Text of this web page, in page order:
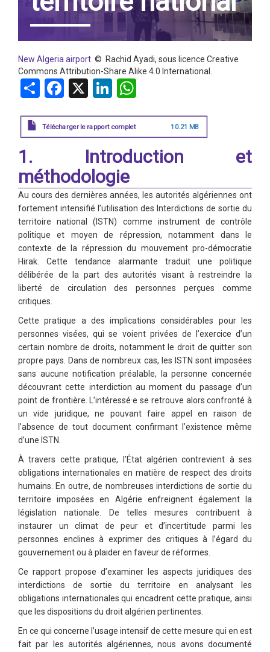
New Algeria airport © Rachid Ayadi, sous licence Creative
Commons Attribution-Share Alike 4.0 International.
ShareFacebook
X LinkedIn
Télécharger le rapport complet 10.21 MB
1. Introduction et
méthodologie
Au cours des dernières années, les autorités algériennes ont
fortement intensifié l’utilisation des Interdictions de sortie du
territoire national (ISTN) comme instrument de contrôle
politique et moyen de répression, notamment dans le
contexte de la répression du mouvement pro-démocratie
Hirak. Cette tendance alarmante traduit une politique
délibérée de la part des autorités visant à restreindre la
liberté de circulation des personnes perçues comme
critiques.
Cette pratique a des implications considérables pour les
personnes visées, qui se voient privées de l’exercice d’un
certain nombre de droits, notamment le droit de quitter son
propre pays. Dans de nombreux cas, les ISTN sont imposées
sans aucune notification préalable, la personne concernée
découvrant cette interdiction au moment du passage d’un
point de frontière. L’intéressé·e se retrouve alors confronté à
un vide juridique, ne pouvant faire appel en raison de
l’absence de tout document confirmant l’existence même
d’une ISTN.
À travers cette pratique, l’État algérien contrevient à ses
obligations internationales en matière de respect des droits
humains. En outre, de nombreuses interdictions de sortie du
territoire imposées en Algérie enfreignent également la
législation nationale. De telles mesures contribuent à
instaurer un climat de peur et d’incertitude parmi les
personnes enclines à exprimer des critiques à l’égard du
gouvernement ou à plaider en faveur de réformes.
Ce rapport propose d’examiner les aspects juridiques des
interdictions de sortie du territoire en analysant les
obligations internationales qui encadrent cette pratique, ainsi
que les dispositions du droit algérien pertinentes.
En ce qui concerne l’usage intensif de cette mesure qui en est
fait par les autorités algériennes, nous avons documenté